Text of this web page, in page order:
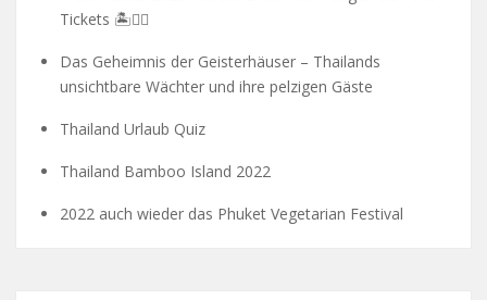
Tickets 🏝️🧗‍♂️
Das Geheimnis der Geisterhäuser – Thailands
unsichtbare Wächter und ihre pelzigen Gäste
Thailand Urlaub Quiz
Thailand Bamboo Island 2022
2022 auch wieder das Phuket Vegetarian Festival